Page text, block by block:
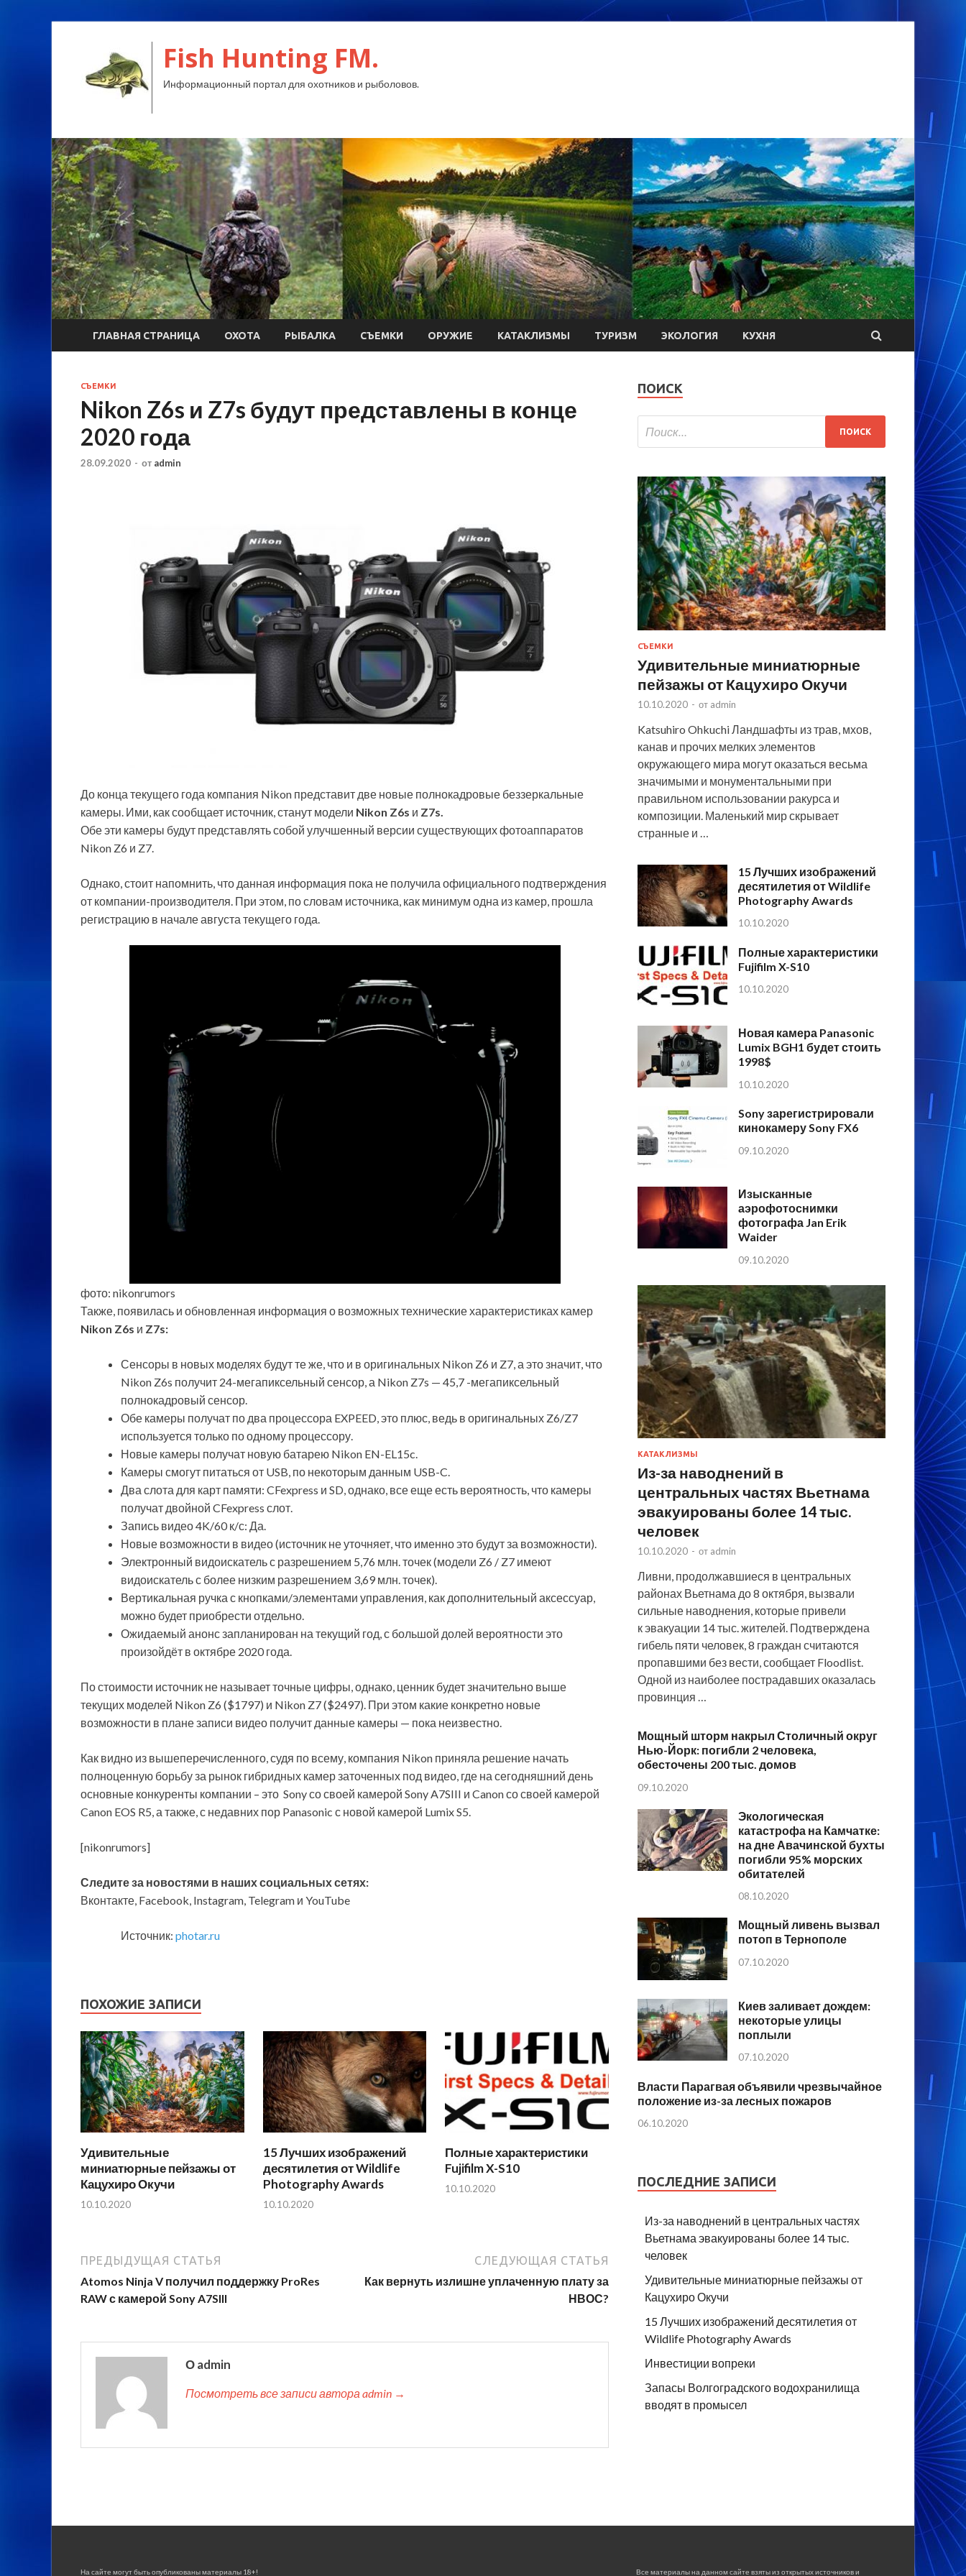
Fish Hunting FM.
Информационный портал для охотников и рыболовов.
ГЛАВНАЯ СТРАНИЦА ОХОТА РЫБАЛКА СЪЕМКИ ОРУЖИЕ КАТАКЛИЗМЫ ТУРИЗМ ЭКОЛОГИЯ КУХНЯ
СЪЕМКИ
Nikon Z6s и Z7s будут представлены в конце
2020 года
28.09.2020 - от admin
До конца текущего года компания Nikon представит две новые полнокадровые беззеркальные
камеры. Ими, как сообщает источник, станут модели Nikon Z6s и Z7s.
Обе эти камеры будут представлять собой улучшенный версии существующих фотоаппаратов
Nikon Z6 и Z7.
Однако, стоит напомнить, что данная информация пока не получила официального подтверждения
от компании-производителя. При этом, по словам источника, как минимум одна из камер, прошла
регистрацию в начале августа текущего года.
фото: nikonrumors
Также, появилась и обновленная информация о возможных технические характеристиках камер
Nikon Z6s и Z7s:
Сенсоры в новых моделях будут те же, что и в оригинальных Nikon Z6 и Z7, а это значит, что
Nikon Z6s получит 24-мегапиксельный сенсор, а Nikon Z7s — 45,7 -мегапиксельный
полнокадровый сенсор.
Обе камеры получат по два процессора EXPEED, это плюс, ведь в оригинальных Z6/Z7
используется только по одному процессору.
Новые камеры получат новую батарею Nikon EN-EL15c.
Камеры смогут питаться от USB, по некоторым данным USB-C.
Два слота для карт памяти: CFexpress и SD, однако, все еще есть вероятность, что камеры
получат двойной CFexpress слот.
Запись видео 4K/60 к/с: Да.
Новые возможности в видео (источник не уточняет, что именно это будут за возможности).
Электронный видоискатель с разрешением 5,76 млн. точек (модели Z6 / Z7 имеют
видоискатель с более низким разрешением 3,69 млн. точек).
Вертикальная ручка с кнопками/элементами управления, как дополнительный аксессуар,
можно будет приобрести отдельно.
Ожидаемый анонс запланирован на текущий год, с большой долей вероятности это
произойдёт в октябре 2020 года.
По стоимости источник не называет точные цифры, однако, ценник будет значительно выше
текущих моделей Nikon Z6 ($1797) и Nikon Z7 ($2497). При этом какие конкретно новые
возможности в плане записи видео получит данные камеры — пока неизвестно.
Как видно из вышеперечисленного, судя по всему, компания Nikon приняла решение начать
полноценную борьбу за рынок гибридных камер заточенных под видео, где на сегодняшний день
основные конкуренты компании – это Sony со своей камерой Sony A7SIII и Canon со своей камерой
Canon EOS R5, а также, с недавних пор Panasonic с новой камерой Lumix S5.
[nikonrumors]
Следите за новостями в наших социальных сетях:
Вконтакте, Facebook, Instagram, Telegram и YouTube
Источник: photar.ru
ПОХОЖИЕ ЗАПИСИ
Удивительные
миниатюрные пейзажы от
Кацухиро Окучи
10.10.2020
15 Лучших изображений
десятилетия от Wildlife
Photography Awards
10.10.2020
Полные характеристики
Fujifilm X-S10
10.10.2020
ПРЕДЫДУЩАЯ СТАТЬЯ
Atomos Ninja V получил поддержку ProRes
RAW с камерой Sony A7SIII
СЛЕДУЮЩАЯ СТАТЬЯ
Как вернуть излишне уплаченную плату за
НВОС?
О admin
Посмотреть все записи автора admin →
ПОИСК
СЪЕМКИ
Удивительные миниатюрные
пейзажы от Кацухиро Окучи
10.10.2020 - от admin
Katsuhiro Ohkuchi Ландшафты из трав, мхов,
канав и прочих мелких элементов
окружающего мира могут оказаться весьма
значимыми и монументальными при
правильном использовании ракурса и
композиции. Маленький мир скрывает
странные и …
15 Лучших изображений
десятилетия от Wildlife
Photography Awards
10.10.2020
Полные характеристики
Fujifilm X-S10
10.10.2020
Новая камера Panasonic
Lumix BGH1 будет стоить
1998$
10.10.2020
Sony зарегистрировали
кинокамеру Sony FX6
09.10.2020
Изысканные
аэрофотоснимки
фотографа Jan Erik
Waider
09.10.2020
КАТАКЛИЗМЫ
Из-за наводнений в
центральных частях Вьетнама
эвакуированы более 14 тыс.
человек
10.10.2020 - от admin
Ливни, продолжавшиеся в центральных
районах Вьетнама до 8 октября, вызвали
сильные наводнения, которые привели
к эвакуации 14 тыс. жителей. Подтверждена
гибель пяти человек, 8 граждан считаются
пропавшими без вести, сообщает Floodlist.
Одной из наиболее пострадавших оказалась
провинция …
Мощный шторм накрыл Столичный округ
Нью-Йорк: погибли 2 человека,
обесточены 200 тыс. домов
09.10.2020
Экологическая
катастрофа на Камчатке:
на дне Авачинской бухты
погибли 95% морских
обитателей
08.10.2020
Мощный ливень вызвал
потоп в Тернополе
07.10.2020
Киев заливает дождем:
некоторые улицы
поплыли
07.10.2020
Власти Парагвая объявили чрезвычайное
положение из-за лесных пожаров
06.10.2020
ПОСЛЕДНИЕ ЗАПИСИ
Из-за наводнений в центральных частях
Вьетнама эвакуированы более 14 тыс.
человек
Удивительные миниатюрные пейзажы от
Кацухиро Окучи
15 Лучших изображений десятилетия от
Wildlife Photography Awards
Инвестиции вопреки
Запасы Волгоградского водохранилища
вводят в промысел
На сайте могут быть опубликованы материалы 18+! Все материалы на данном сайте взяты из открытых источников и